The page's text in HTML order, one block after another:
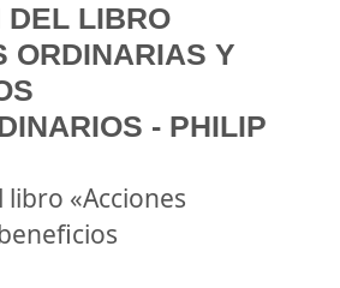
DEL LIBRO
ORDINARIAS Y
- PHILIP
libro «Acciones